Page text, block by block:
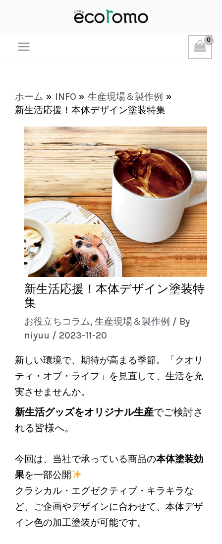
ホーム INFO
生産現場＆製作例
新生活応援！本体デザイン塗装特集
新生活応援！本体デザイン塗装特
集
お役立ちコラム,生産現場＆製作例 / By
niyuu / 2023-11-20
新しい環境で、期待が高まる季節。「クオリ
ティ・オブ・ライフ」を見直して、生活を充
実させませんか。
新生活グッズをオリジナル生産でご検討さ
れる皆様へ。
今回は、当社で承っている商品の本体塗装効
果を一部公開
クラシカル・エグゼクティブ・キラキラな
ど、ご企画やデザインに合わせて、本体デザ
イン色の加工塗装が可能です。